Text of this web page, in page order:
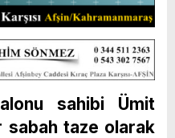
sahibi Ümit
sabah taze olarak